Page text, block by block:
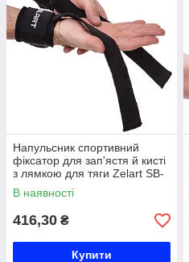
Напульсник спортивний
фіксатор для зап'ястя й кисті
з лямкою для тяги Zelart SB-
167052 2шт чорний Код SB-
167052
В наявності
416,30 ₴
Купити